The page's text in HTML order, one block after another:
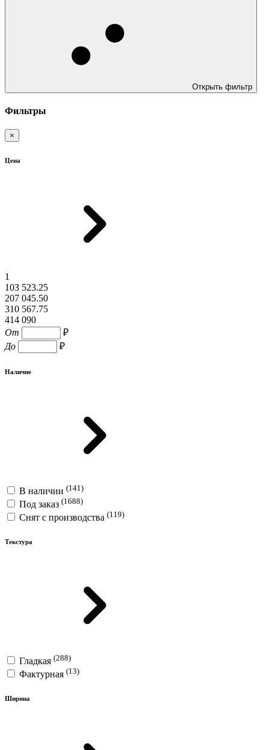
Открыть фильтр
Фильтры
×
Цена
1
103 523.25
207 045.50
310 567.75
414 090
От
₽
До
₽
Наличие
В наличии (141)
Под заказ (1688)
Снят с производства (119)
Текстура
Гладкая (288)
Фактурная (13)
Ширина